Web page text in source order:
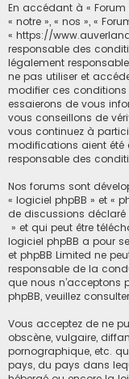
En accédant à «
« notre », « nos », «
« https://
responsable des
légalement
ne pas utiliser et
modifier ces conditions
essaierons de vous
vous conseillons de
vous continuez à
modifications aient été
responsable des
Nos forums sont
« logiciel phpBB » et «
de discussions déclaré
» et qui peut être
logiciel phpBB a pour
et phpBB Limited ne
responsable de la
que nous n’acceptons
phpBB, veuillez consulter
Vous acceptez de ne
obscène, vulgaire,
pornographique, etc.
pays, du pays dans